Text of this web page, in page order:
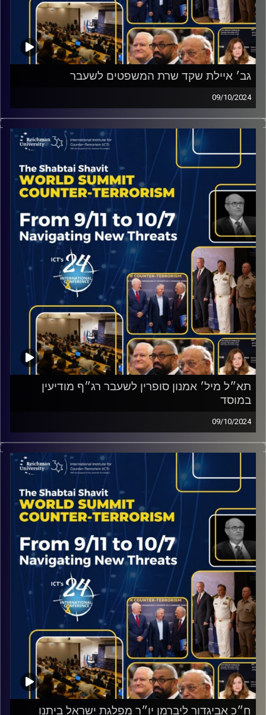
גב׳ איילת שקד שרת המשפטים לשעבר
09/10/2024
בשיחתנו עם שרת המשפטים לשעבר, גב׳ איילת שקד תיארה
לנו כיצד צריך להיחקק חוק מיוחד למחבלי החמאס ועוזריהם
וכן מה פתרונה לסוגיית השוויון בנטל.
קרדיט תמונות:ICT
תא״ל מיל׳ אמנון סופרין לשעבר רג״ף מודיעין
במוסד
09/10/2024
מה יקרה עם חזבאללה ביום שאחרי נסראללה? מר סופרין נתן
לנו את תשובתו לשאלה זו, ולשאלות נוספות בהקשר האיום
קרדיט תמונות:ICT
ח״כ אביגדור ליברמן יו״ר מפלגת ישראל ביתנו